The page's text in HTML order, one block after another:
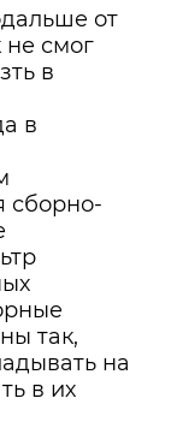
от
не смог
в
в
сборно-
так,
на
в их